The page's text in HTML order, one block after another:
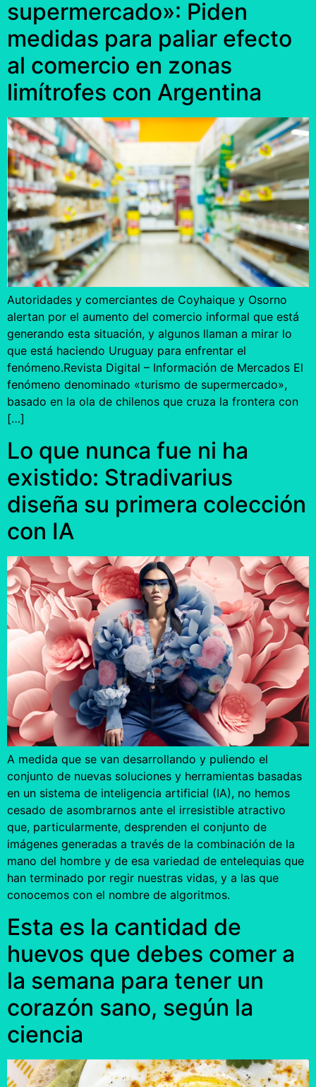
supermercado»: Piden
medidas para paliar efecto
al comercio en zonas
limítrofes con Argentina
Autoridades y comerciantes de Coyhaique y Osorno
alertan por el aumento del comercio informal que está
generando esta situación, y algunos llaman a mirar lo
que está haciendo Uruguay para enfrentar el
fenómeno.Revista Digital – Información de Mercados El
fenómeno denominado «turismo de supermercado»,
basado en la ola de chilenos que cruza la frontera con
[…]
Lo que nunca fue ni ha
existido: Stradivarius
diseña su primera colección
con IA
A medida que se van desarrollando y puliendo el
conjunto de nuevas soluciones y herramientas basadas
en un sistema de inteligencia artificial (IA), no hemos
cesado de asombrarnos ante el irresistible atractivo
que, particularmente, desprenden el conjunto de
imágenes generadas a través de la combinación de la
mano del hombre y de esa variedad de entelequias que
han terminado por regir nuestras vidas, y a las que
conocemos con el nombre de algoritmos.
Esta es la cantidad de
huevos que debes comer a
la semana para tener un
corazón sano, según la
ciencia